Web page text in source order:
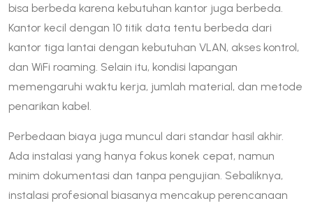
bisa berbeda karena kebutuhan kantor juga berbeda.
Kantor kecil dengan 10 titik data tentu berbeda dari
kantor tiga lantai dengan kebutuhan VLAN, akses kontrol,
dan WiFi roaming. Selain itu, kondisi lapangan
memengaruhi waktu kerja, jumlah material, dan metode
penarikan kabel.
Perbedaan biaya juga muncul dari standar hasil akhir.
Ada instalasi yang hanya fokus konek cepat, namun
minim dokumentasi dan tanpa pengujian. Sebaliknya,
instalasi profesional biasanya mencakup perencanaan